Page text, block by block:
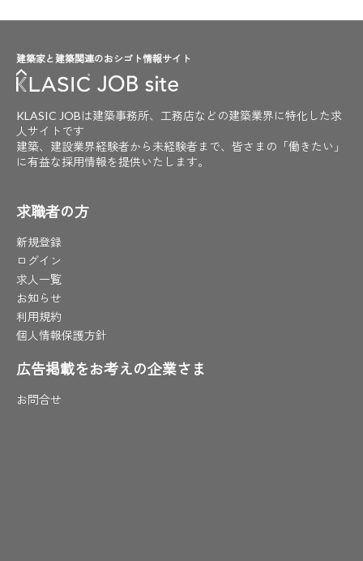
建築家と建築関連のおシゴト情報サイト
KLASIC JOBは建築事務所、工務店などの建築業界に特化した求
人サイトです
建築、建設業界経験者から未経験者まで、皆さまの「働きたい」
に有益な採用情報を提供いたします。
求職者の方
新規登録
ログイン
求人一覧
お知らせ
利用規約
個人情報保護方針
広告掲載をお考えの企業さま
お問合せ